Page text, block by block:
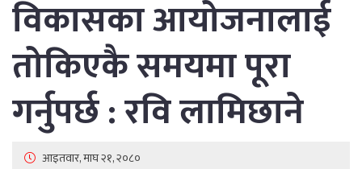
विकासका आयोजनालाई
तोकिएकै समयमा पूरा
गर्नुपर्छ : रवि लामिछाने
आइतवार, माघ २१, २०८०